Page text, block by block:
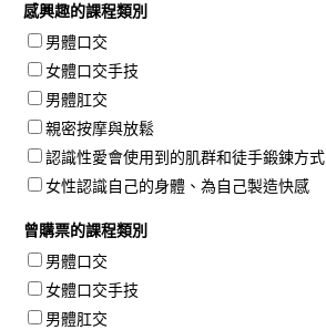
感興趣的課程類別
男體口交
女體口交手技
男體肛交
親密按摩與放鬆
認識性愛會使用到的肌群和徒手鍛鍊方式
女性認識自己的身體、為自己製造快感
曾購票的課程類別
男體口交
女體口交手技
男體肛交